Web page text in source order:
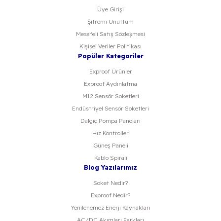
Üye Girişi
Şifremi Unuttum
Mesafeli Satış Sözleşmesi
Kişisel Veriler Politikası
Popüler Kategoriler
Exproof Ürünler
Exproof Aydınlatma
M12 Sensör Soketleri
Endüstriyel Sensör Soketleri
Dalgıç Pompa Panoları
Hız Kontroller
Güneş Paneli
Kablo Spirali
Blog Yazılarımız
Soket Nedir?
Exproof Nedir?
Yenilenemez Enerji Kaynakları